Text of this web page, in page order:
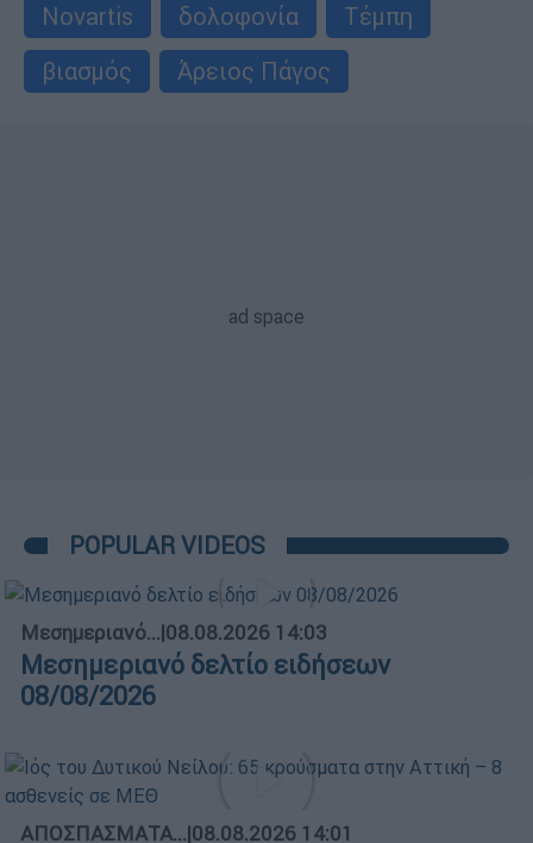
Novartis
δολοφονία
Τέμπη
βιασμός
Άρειος Πάγος
POPULAR VIDEOS
Μεσημεριανό...|08.08.2026 14:03
Μεσημεριανό δελτίο ειδήσεων
08/08/2026
ΑΠΟΣΠΑΣΜΑΤΑ...|08.08.2026 14:01